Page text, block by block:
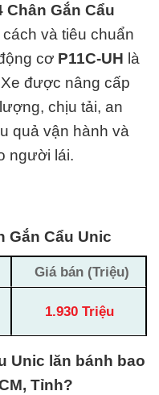
Chân Gắn Cẩu
và tiêu chuẩn
cơ P11C-UH là
được nâng cấp
chịu tải, an
quả vận hành và
người lái.
Gắn Cẩu Unic
Giá bán (Triệu)
1.930 Triệu
Unic lăn bánh bao
Tỉnh?